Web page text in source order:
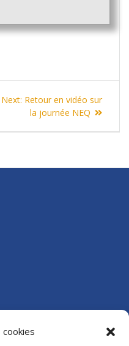
Next: Next
post:
Retour en vidéo sur
la journée NEQ